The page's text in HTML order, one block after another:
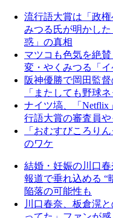
流行語大賞は「政
みつる氏が明かし
惑」の真相
マツコも色気を絶
変・やくみつる「
阪神優勝で岡田監
「またしても野球
ナイツ塙、「Netflix
行語大賞の審査員や
「おむすびころり
のワケ
結婚・妊娠の川口春
報道で垂れ込める
陥落の可能性も
川口春奈、板倉滉